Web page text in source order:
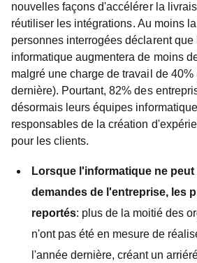
nouvelles façons d'accélérer la
réutiliser les intégrations. Au moins
personnes interrogées déclarent que
informatique augmentera de moins
malgré une charge de travail de
dernière). Pourtant, 82% des
désormais leurs équipes
responsables de la création
pour les clients.
Lorsque l'informatique ne
demandes de l'entreprise, les
reportés: plus de la moitié des
n'ont pas été en mesure de
l'année dernière, créant un